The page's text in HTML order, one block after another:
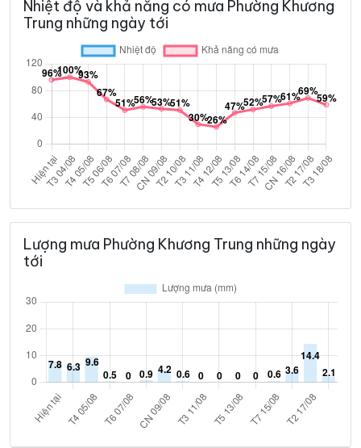
Nhiệt độ và khả năng có mưa Phường Khương
Trung những ngày tới
Lượng mưa Phường Khương Trung những ngày
tới